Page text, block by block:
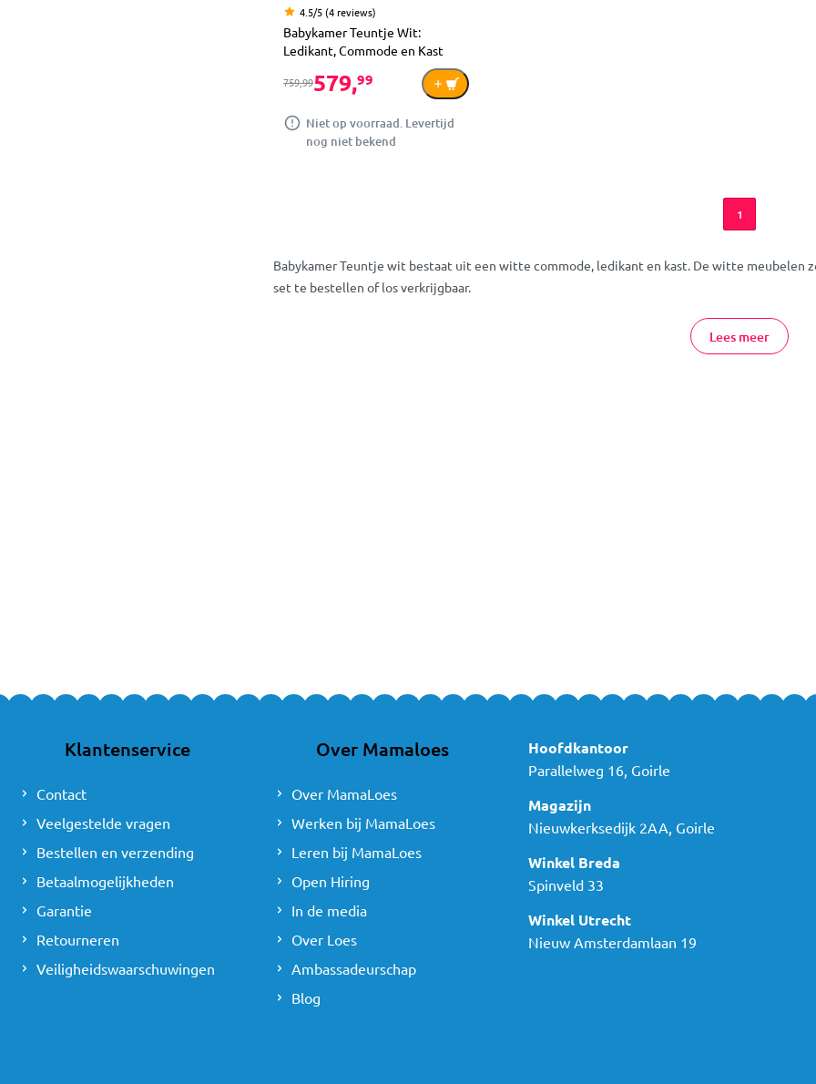
4.5/5 (4 reviews)
Babykamer Teuntje Wit:
Ledikant, Commode en Kast
759,99579,99
Niet op voorraad. Levertijd
nog niet bekend
1
Babykamer Teuntje wit bestaat uit een witte commode, ledikant en kast. De witte meubelen
set te bestellen of los verkrijgbaar.
Lees meer
Klantenservice
Contact
Veelgestelde vragen
Bestellen en verzending
Betaalmogelijkheden
Garantie
Retourneren
Veiligheidswaarschuwingen
Over Mamaloes
Over MamaLoes
Werken bij MamaLoes
Leren bij MamaLoes
Open Hiring
In de media
Over Loes
Ambassadeurschap
Blog
Hoofdkantoor
Parallelweg 16, Goirle
Magazijn
Nieuwkerksedijk 2AA, Goirle
Winkel Breda
Spinveld 33
Winkel Utrecht
Nieuw Amsterdamlaan 19